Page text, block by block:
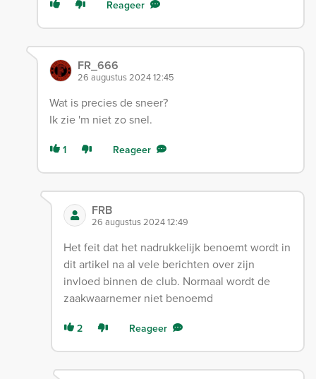
Reageer
FR_666
26 augustus 2024 12:45
Wat is precies de sneer?
Ik zie 'm niet zo snel.
1 Reageer
FRB
26 augustus 2024 12:49
Het feit dat het nadrukkelijk benoemt wordt in
dit artikel na al vele berichten over zijn
invloed binnen de club. Normaal wordt de
zaakwaarnemer niet benoemd
2 Reageer